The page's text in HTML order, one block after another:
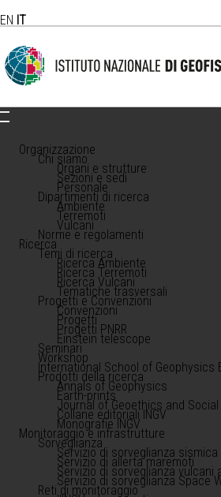
EN IT
Organizzazione
Chi siamo
Organi e strutture
Sezioni e sedi
Personale
Dipartimenti di ricerca
Ambiente
Terremoti
Vulcani
Norme e regolamenti
Ricerca
Temi di ricerca
Ricerca Ambiente
Ricerca Terremoti
Ricerca Vulcani
Tematiche trasversali
Progetti e Convenzioni
Convenzioni
Progetti
Progetti PNRR
Einstein telescope
Seminari
Workshop
International School of Geophysics
Prodotti della ricerca
Annals of Geophysics
Earth-prints
Journal of Geoethics and
Collane editoriali INGV
Monografie INGV
Monitoraggio e infrastrutture
Sorveglianza
Servizio di sorveglianza sismica
Servizio di allerta maremoti
Servizio di sorveglianza vulcani
Servizio di sorveglianza Space
Reti di monitoraggio